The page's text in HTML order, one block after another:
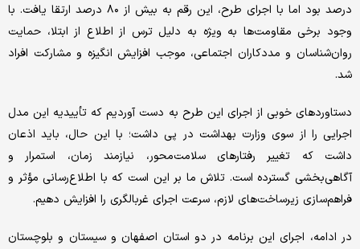
درصد بود اما با اجرای طرح، این رقم به بیش از ۸۰ درصد ارتقا یافت. با
وجود برخی مقاومت‌ها به ‌ویژه به‌ دلیل ترس از اطلاع از ابتلا، حمایت
روان‌شناسان و مددکاران اجتماعی، موجب افزایش انگیزه و مشارکت افراد
شد.
دستاوردهای خوبی از اجرای این طرح به دست آوردیم که تأییدیه این مدل
اجرایی را از سوی وزارت بهداشت در پی داشت؛ با این حال، باید اذعان
داشت که تغییر رفتارهای سلامت‌محور، نیازمند زمان، استمرار و
آگاهی‌بخشی گسترده است. تلاش ما بر این است که با اطلاع‌رسانی مؤثر و
فراهم‌سازی زیرساخت‌های لازم، سرعت اجرای غربالگری را افزایش دهیم.
در ادامه، اجرای این برنامه در دو استان اصفهان و سیستان و بلوچستان